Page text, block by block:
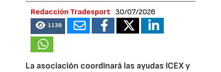
Redacción Tradesport 30/07/2026
1138
La asociación coordinará las ayudas ICEX y